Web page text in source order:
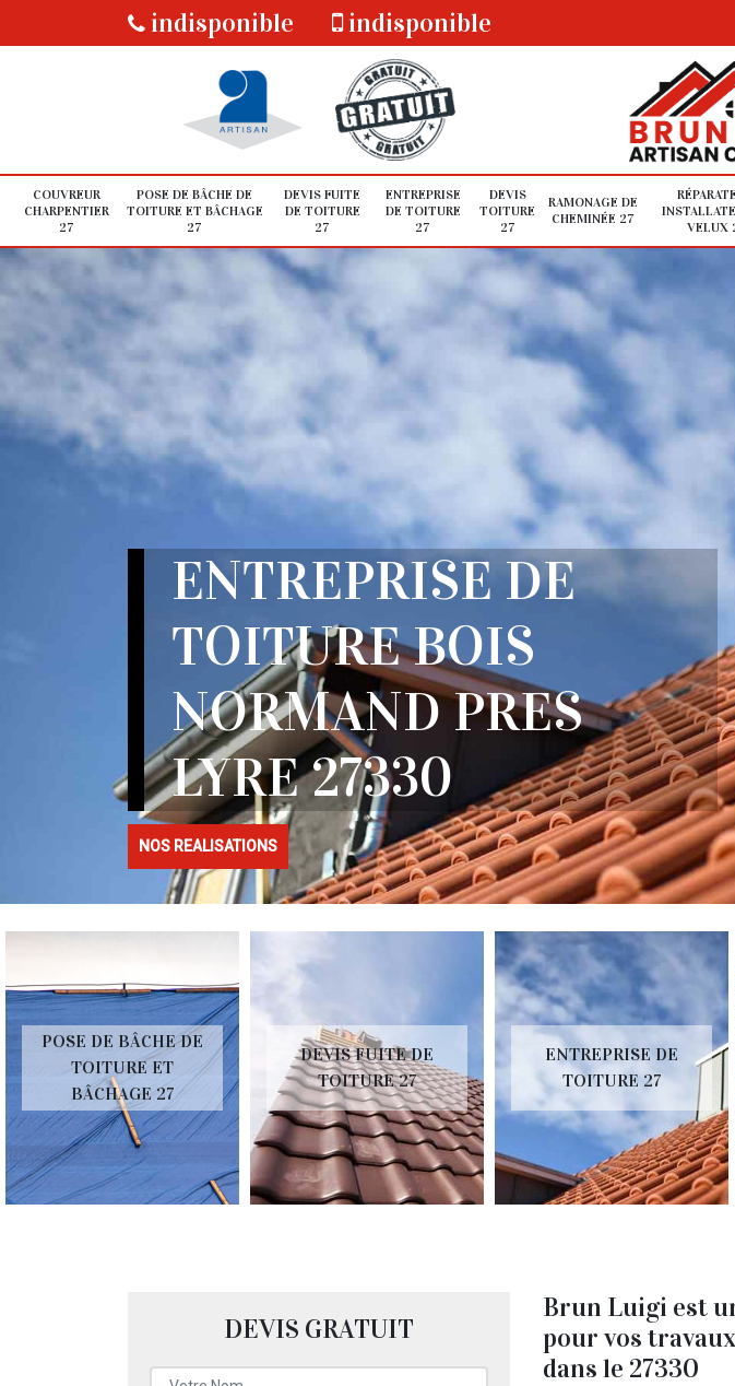
indisponible indisponible
COUVREUR
CHARPENTIER
27
POSE DE BÂCHE DE
TOITURE ET BÂCHAGE
27
DEVIS FUITE
DE TOITURE
27
ENTREPRISE
DE TOITURE
27
DEVIS
TOITURE
27
RAMONAGE DE
CHEMINÉE 27
VELUX
ENTREPRISE DE
TOITURE BOIS
NORMAND PRES
LYRE 27330
NOS REALISATIONS
POSE DE BÂCHE DE
TOITURE ET
BÂCHAGE 27
DEVIS FUITE DE
TOITURE 27
ENTREPRISE DE
TOITURE 27
DEVIS GRATUIT
Brun Luigi est
pour vos
dans le 27330